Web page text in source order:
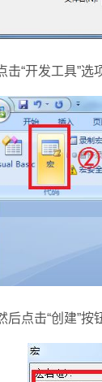
开发工具”选项
点击“创建”按钮